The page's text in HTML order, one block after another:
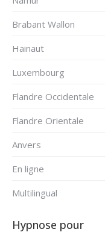
Brabant Wallon
Hainaut
Luxembourg
Flandre Occidentale
Flandre Orientale
Anvers
En ligne
Multilingual
Hypnose pour